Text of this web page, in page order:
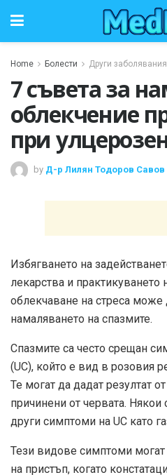
Home Болести Други заболявания
7 съвета за
облекчение
при
by Д-р Лилян Тодоров Савов
Избягването на
лекарства и практикуването
облекчаване на стреса може
намаляването на спазмите.
Спазмите са често срещан
(UC), който е вид в розовия
Те могат да дадат резултат
причинени от червата.
други симптоми на UC като
Тези видове симптоми
на пристъп, когато